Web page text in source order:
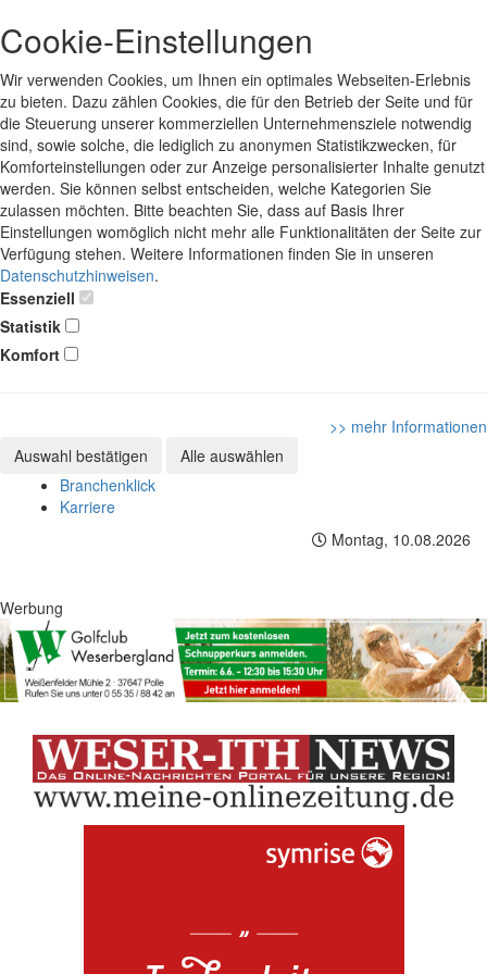
Cookie-Einstellungen
Wir verwenden Cookies, um Ihnen ein optimales Webseiten-Erlebnis
zu bieten. Dazu zählen Cookies, die für den Betrieb der Seite und für
die Steuerung unserer kommerziellen Unternehmensziele notwendig
sind, sowie solche, die lediglich zu anonymen Statistikzwecken, für
Komforteinstellungen oder zur Anzeige personalisierter Inhalte genutzt
werden. Sie können selbst entscheiden, welche Kategorien Sie
zulassen möchten. Bitte beachten Sie, dass auf Basis Ihrer
Einstellungen womöglich nicht mehr alle Funktionalitäten der Seite zur
Verfügung stehen. Weitere Informationen finden Sie in unseren
Datenschutzhinweisen.
Essenziell
Statistik
Komfort
>> mehr Informationen
Auswahl bestätigen
Alle auswählen
Branchenklick
Karriere
Montag, 10.08.2026
Werbung